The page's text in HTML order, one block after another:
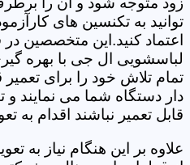
توانید به تکنسین های
اعتماد کنید.این متخصصین در
لباسشویی ال جی با بهره
تمام تلاش خود را برای
دار دستگاه شما می نمایند و
قابل تعمیر نباشند اقدام به
علاوه بر این هنگام نیاز